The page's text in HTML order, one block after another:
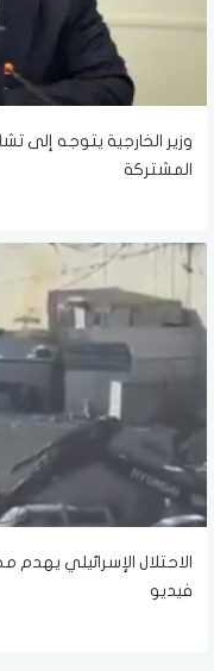
وزير الخارجية يتوجه إلى
المشتركة
الاحتلال الإسرائيلي يهدم
فيديو